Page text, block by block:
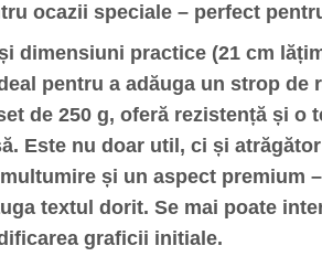
ocazii speciale – perfect
dimensiuni practice (21 cm
pentru a adăuga un strop de
de 250 g, oferă rezistență și o
Este nu doar util, ci și
și un aspect
textul dorit. Se mai poate
graficii initiale.